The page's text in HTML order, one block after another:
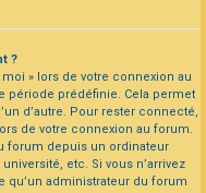
?
» lors de votre connexion au
période prédéfinie. Cela permet
d’autre. Pour rester connecté,
de votre connexion au forum.
forum depuis un ordinateur
etc. Si vous n’arrivez
qu’un administrateur du forum